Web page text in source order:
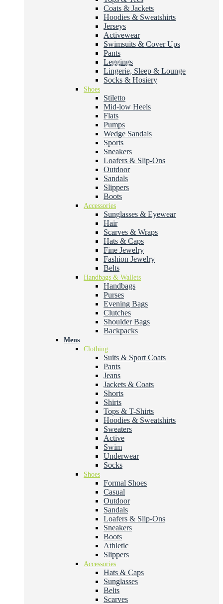
Coats & Jackets
Hoodies & Sweatshirts
Jerseys
Activewear
Swimsuits & Cover Ups
Pants
Leggings
Lingerie, Sleep & Lounge
Socks & Hosiery
Shoes
Stiletto
Mid-low Heels
Flats
Pumps
Wedge Sandals
Sports
Sneakers
Loafers & Slip-Ons
Outdoor
Sandals
Slippers
Boots
Accessories
Sunglasses & Eyewear
Hair
Scarves & Wraps
Hats & Caps
Fine Jewelry
Fashion Jewelry
Belts
Handbags & Wallets
Handbags
Purses
Evening Bags
Clutches
Shoulder Bags
Backpacks
Mens
Clothing
Suits & Sport Coats
Pants
Jeans
Jackets & Coats
Shorts
Shirts
Tops & T-Shirts
Hoodies & Sweatshirts
Sweaters
Active
Swim
Underwear
Socks
Shoes
Formal Shoes
Casual
Outdoor
Sandals
Loafers & Slip-Ons
Sneakers
Boots
Athletic
Slippers
Accessories
Hats & Caps
Sunglasses
Belts
Scarves